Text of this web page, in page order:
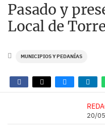
Pasado y
Local de
MUNICIPIOS Y PEDANÍAS
20/